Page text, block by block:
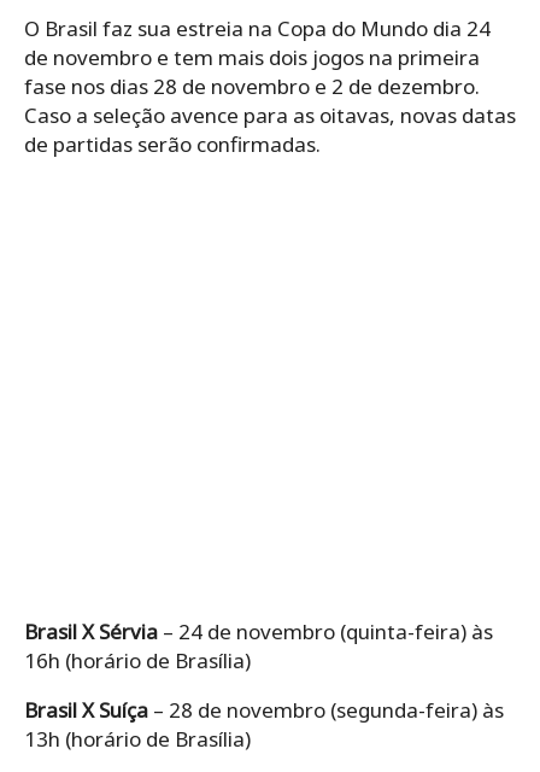
O Brasil faz sua estreia na Copa do Mundo dia 24
de novembro e tem mais dois jogos na primeira
fase nos dias 28 de novembro e 2 de dezembro.
Caso a seleção avence para as oitavas, novas datas
de partidas serão confirmadas.
Brasil X Sérvia – 24 de novembro (quinta-feira) às
16h (horário de Brasília)
Brasil X Suíça – 28 de novembro (segunda-feira) às
13h (horário de Brasília)